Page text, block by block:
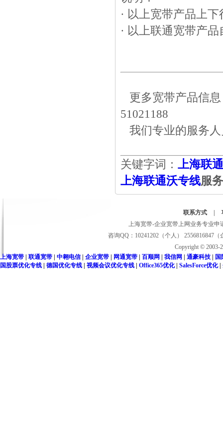
· 以上宽带产品上
· 以上联通宽带产
更多宽带产品信
51021188
我们专业的服务
关键字词： 上海联
上海联通沃专线服
联系方式
上海宽带-企业宽带上网业务专业申
咨询QQ：10241202（个人） 2556816847
Copyright © 2003-
上海宽带
联通宽带 中翱电信| 企业宽带 网通宽带 百顺网 我信网 通豪科技
国
国股票优化专线
德国优化专线 视频会议优化专线 Office365优化| SalesForce优化|